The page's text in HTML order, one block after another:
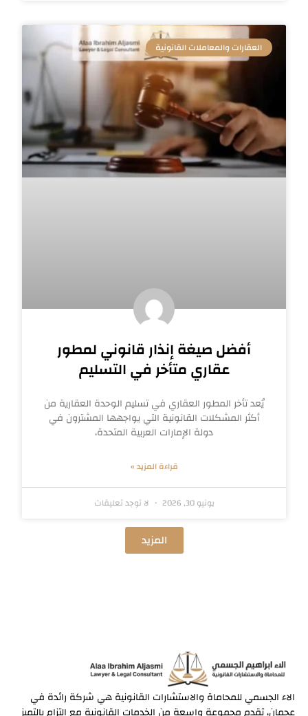
العقارات والمعاملات القانونية
أفضل صيغة إنذار قانوني لمطور
عقاري متأخر في التسليم
يُعد تأخر المطور العقاري في تسليم الوحدة العقارية من
أكثر المشكلات القانونية التي يواجهها المشترون في
دولة الإمارات العربية المتحدة،
قراءة المزيد »
يونيو 30, 2026 لا توجد تعليقات
المزيد
الاء الجسمي للمحاماة والاستشارات القانونية هي شركة رائدة في
عجمان، تقدم مجموعة واسعة من الخدمات القانونية مع التزام بالتميز